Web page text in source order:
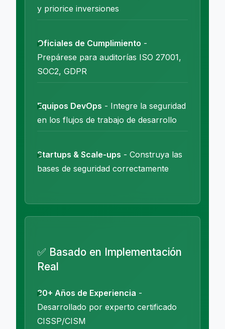
y priorice inversiones
Oficiales de Cumplimiento -
Prepárese para auditorías ISO 27001,
SOC2, GDPR
Equipos DevOps - Integre la seguridad
en los flujos de trabajo de desarrollo
Startups & Scale-ups - Construya las
bases de seguridad correctamente
✅ Basado en Implementación
Real
30+ Años de Experiencia -
Desarrollado por experto certificado
CISSP/CISM